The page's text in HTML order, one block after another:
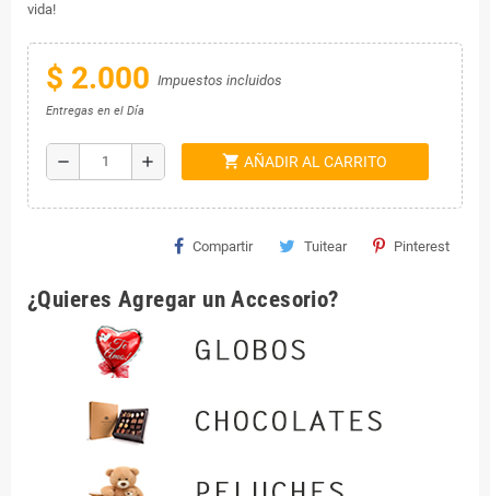
vida!
$ 2.000 Impuestos incluidos
Entregas en el Día
remove add shopping_cart AÑADIR AL CARRITO
Compartir Tuitear Pinterest
¿Quieres Agregar un Accesorio?